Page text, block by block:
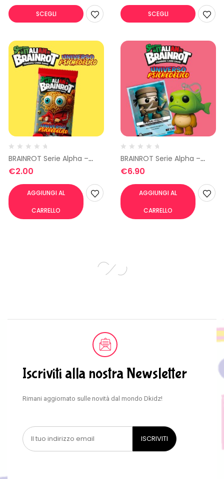
SCEGLI SCEGLI
BRAINROT Serie Alpha –
Carte
€2.00
AGGIUNGI AL
CARRELLO
BRAINROT Serie Alpha –
Portachiave
€6.90
AGGIUNGI AL
CARRELLO
Iscriviti alla nostra Newsletter
Rimani aggiornato sulle novità dal mondo Dkidz!